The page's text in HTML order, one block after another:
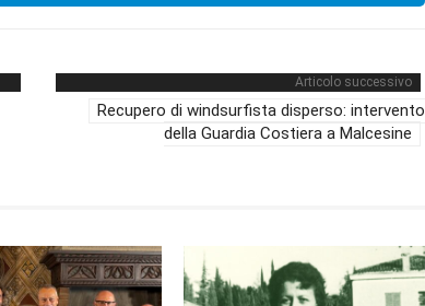
Articolo successivo
Recupero di windsurfista disperso: intervento
della Guardia Costiera a Malcesine